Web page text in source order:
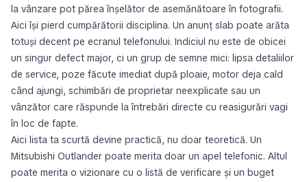
la vânzare pot părea înșelător de asemănătoare în fotografii.
Aici își pierd cumpărătorii disciplina. Un anunț slab poate arăta
totuși decent pe ecranul telefonului. Indiciul nu este de obicei
un singur defect major, ci un grup de semne mici: lipsa detaliilor
de service, poze făcute imediat după ploaie, motor deja cald
când ajungi, schimbări de proprietar neexplicate sau un
vânzător care răspunde la întrebări directe cu reasigurări vagi
în loc de fapte.
Aici lista ta scurtă devine practică, nu doar teoretică. Un
Mitsubishi Outlander poate merita doar un apel telefonic. Altul
poate merita o vizionare cu o listă de verificare și un buget